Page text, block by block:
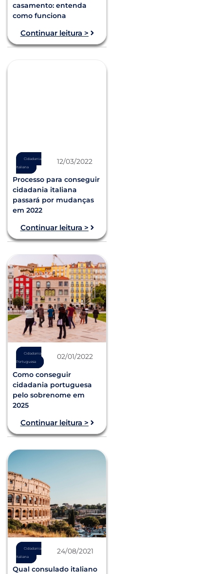
casamento: entenda
como funciona
Continuar leitura >
Cidadania
Italiana
12/03/2022
Processo para conseguir
cidadania italiana
passará por mudanças
em 2022
Continuar leitura >
Cidadania
Portuguesa
02/01/2022
Como conseguir
cidadania portuguesa
pelo sobrenome em
2025
Continuar leitura >
Cidadania
Italiana
24/08/2021
Qual consulado italiano